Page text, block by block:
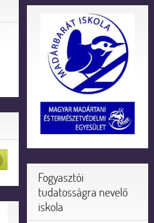
Fogyasztói
tudatosságra nevelő
iskola